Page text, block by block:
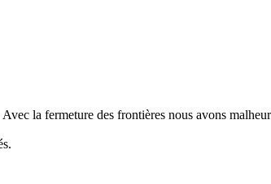
la fermeture des frontières nous avons